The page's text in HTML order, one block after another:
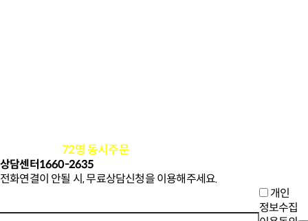
72명 동시주문
상담센터1660-2635
전화연결이 안될 시, 무료상담신청을 이용해주세요.
개인
정보수집